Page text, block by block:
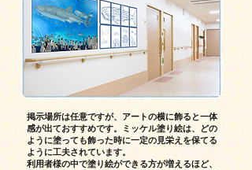
掲示場所は任意ですが、アートの横に飾ると一体
感が出ておすすめです。ミッケル塗り絵は、どの
ように塗っても飾った時に一定の見栄えを保てる
ように工夫されています。
利用者様の中で塗り絵ができる方が増えるほど、